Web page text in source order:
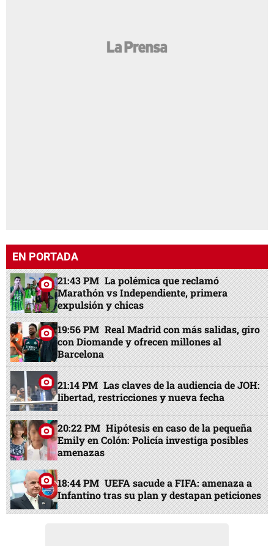
EN PORTADA
21:43 PM La polémica que reclamó
Marathón vs Independiente, primera
expulsión y chicas
19:56 PM Real Madrid con más salidas, giro
con Diomande y ofrecen millones al
Barcelona
21:14 PM Las claves de la audiencia de JOH:
libertad, restricciones y nueva fecha
20:22 PM Hipótesis en caso de la pequeña
Emily en Colón: Policía investiga posibles
amenazas
18:44 PM UEFA sacude a FIFA: amenaza a
Infantino tras su plan y destapan peticiones